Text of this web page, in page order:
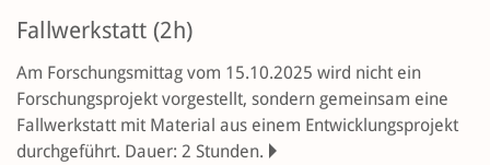
Fallwerkstatt (2h)
Am Forschungsmittag vom 15.10.2025 wird nicht ein
Forschungsprojekt vorgestellt, sondern gemeinsam eine
Fallwerkstatt mit Material aus einem Entwicklungsprojekt
durchgeführt. Dauer: 2 Stunden.